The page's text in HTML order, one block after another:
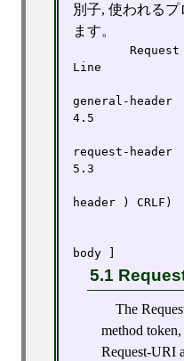
別子, 使われる
ます。
Request
Line
general-
4.5
request-
5.3
header )
body ]
5.1
The
method
Request-URI